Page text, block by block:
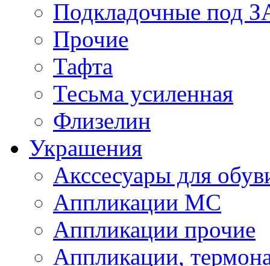
Подкладочные под
Прочие
Тафта
Тесьма усиленная
Флизелин
Украшения
Акссесуары для
Аппликации МС
Аппликации прочие
Аппликации,